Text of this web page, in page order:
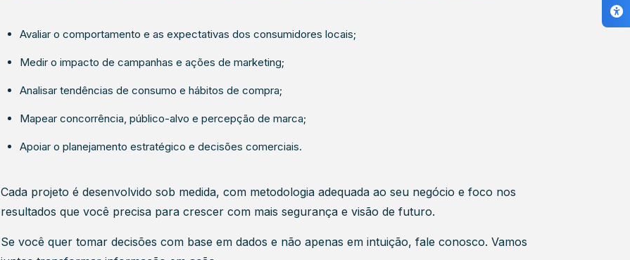
Avaliar o comportamento e as expectativas dos consumidores locais;
Medir o impacto de campanhas e ações de marketing;
Analisar tendências de consumo e hábitos de compra;
Mapear concorrência, público-alvo e percepção de marca;
Apoiar o planejamento estratégico e decisões comerciais.
Cada projeto é desenvolvido sob medida, com metodologia adequada ao seu negócio e foco nos
resultados que você precisa para crescer com mais segurança e visão de futuro.
Se você quer tomar decisões com base em dados e não apenas em intuição, fale conosco. Vamos